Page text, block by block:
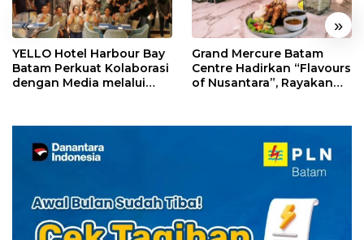
« »
YELLO Hotel Harbour Bay
Batam Perkuat Kolaborasi
dengan Media melalui
Grand Mercure Batam
Centre Hadirkan “Flavours
of Nusantara”, Rayakan